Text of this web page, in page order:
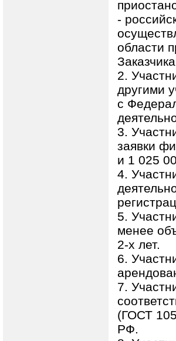
-
области
2.
другими
с
3.
заявки
и 1 025
4.
5.
менее
2-х лет.
6.
7.
(ГОСТ
РФ.